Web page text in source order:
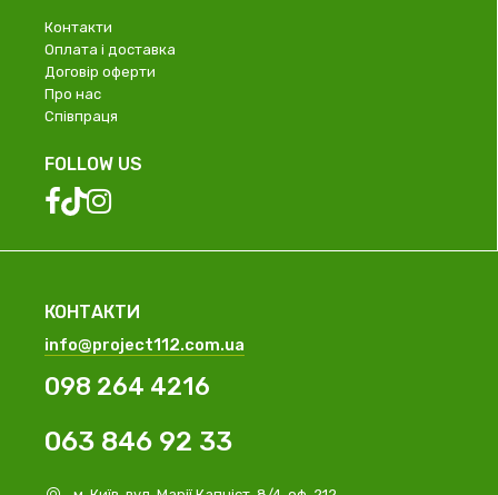
Контакти
Оплата і доставка
Договір оферти
Про нас
Співпраця
FOLLOW US
КОНТАКТИ
info@project112.com.ua
098 264 4216
063 846 92 33